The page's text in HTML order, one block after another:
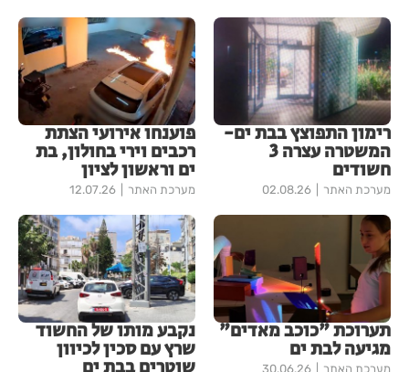
רימון התפוצץ בבת ים-
המשטרה עצרה 3
חשודים
מערכת האתר 02.08.26
פוענחו אירועי הצתת
רכבים וירי בחולון, בת
ים וראשון לציון
מערכת האתר 12.07.26
תערוכת "כוכב מאדים"
מגיעה לבת ים
מערכת האתר 30.06.26
נקבע מותו של החשוד
שרץ עם סכין לכיוון